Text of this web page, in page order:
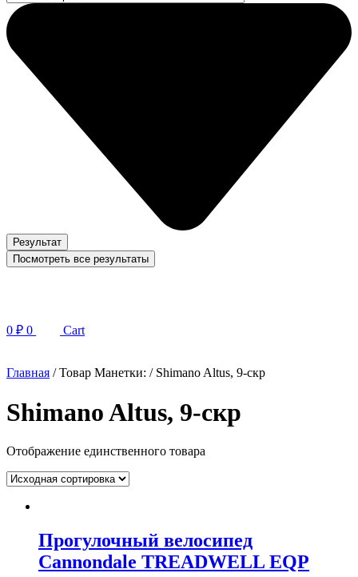
Результат
Посмотреть все результаты
0 ₽ 0 Cart
Главная / Товар Манетки: / Shimano Altus, 9-скр
Shimano Altus, 9-скр
Отображение единственного товара
Прогулочный велосипед
Cannondale TREADWELL EQP